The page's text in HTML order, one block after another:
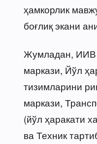
ҳамкорлик
боғлиқ экани
Жумладан, ИИВ
маркази, Йўл
тизимларини
маркази,
(йўл ҳаракати
ва Техник